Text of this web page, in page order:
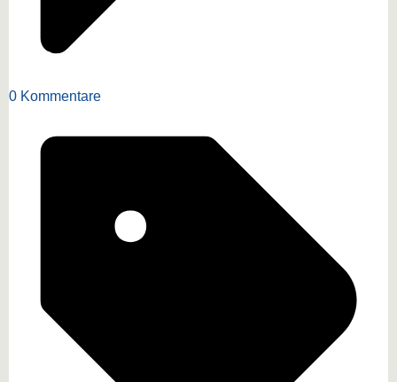
0 Kommentare